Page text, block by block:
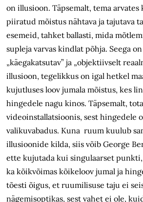
on illusioon. Täpsemalt, tema
piiratud mõistus nähtava ja tajutava
esemeid, tahket ballasti, mida
supleja varvas kindlat põhja. Seega
„käegakatsutav” ja „objektiivselt
illusioon, tegelikkus on igal hetkel
kujutluses loov jumala mõistus, kes
hingedele nagu kinos. Täpsemalt,
videoinstallatsioonis, sest hingedele
valikuvabadus. Kuna ruum kuulub
illusioonide kilda, siis võib George
ette kujutada kui singulaarset punkti,
ka kõikvõimas kõikeloov jumal ja
tõesti õigus, et ruumilisuse taju ei
nägemisoptikas, sest vahet ei ole,